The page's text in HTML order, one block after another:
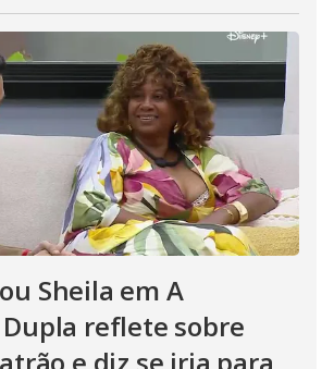
Sheila em A
Dupla reflete sobre